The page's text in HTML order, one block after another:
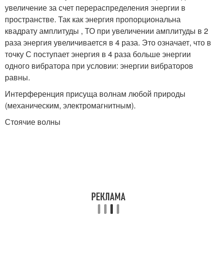
увеличе­ние за счет перераспределения энергии в
пространстве. Так как энергия пропорциональна
квадрату амплитуды , ТО при увели­чении амплитуды в 2
раза энергия увеличивается в 4 раза. Это означает, что в
точку С поступает энергия в 4 раза боль­ше энергии
одного вибратора при условии: энергии вибраторов
равны.
Интерференция присуща волнам любой природы
(механиче­ским, электромагнитным).
Стоячие волны